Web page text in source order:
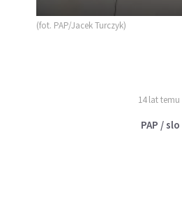
(fot. PAP/Jacek Turczyk)
14 lat temu
PAP / slo